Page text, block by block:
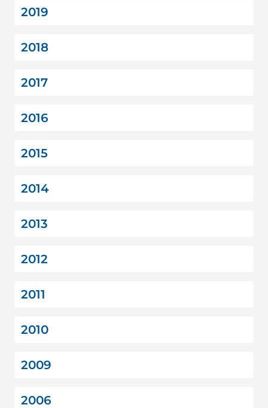
2019
2018
2017
2016
2015
2014
2013
2012
2011
2010
2009
2006